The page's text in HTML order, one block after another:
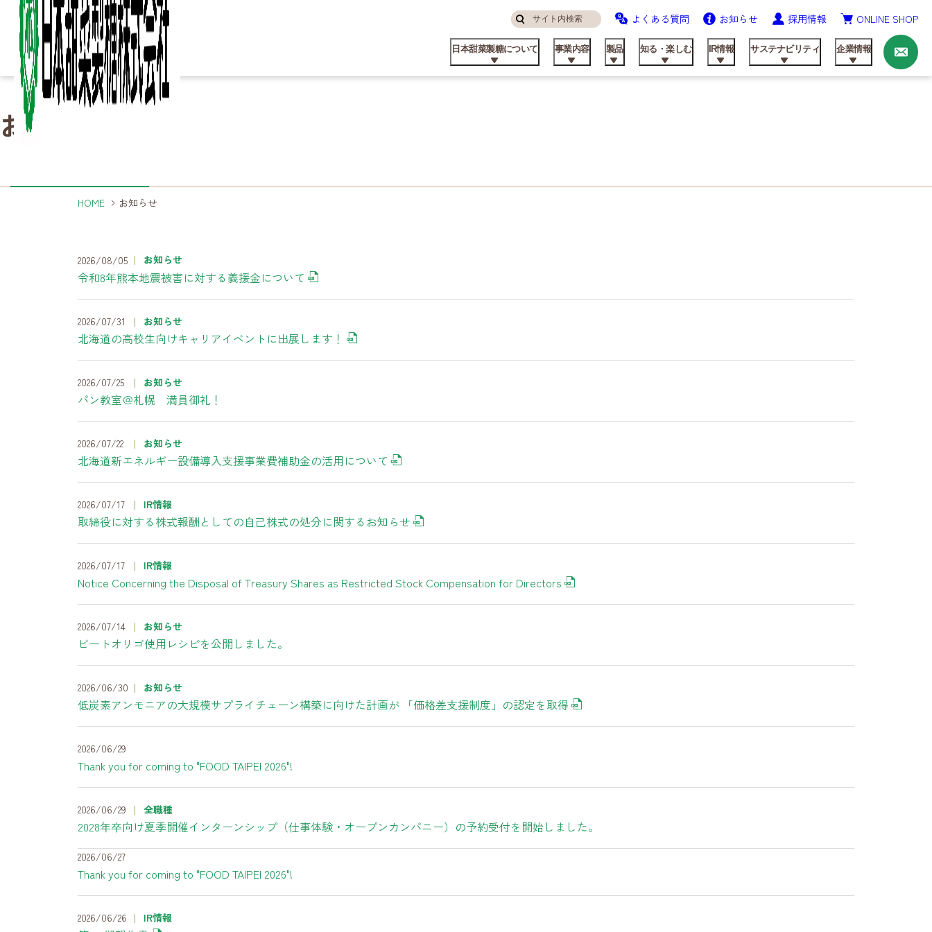
サ
イ
ト
内
検
索
す
よくある質問 お知らせ 採用情報 ONLINE SHOP
日本甜菜製糖について
日本甜菜製糖について
製品ができるまで ビート資料館 動画ライブラリー
事業内容
事業内容
海外事業 不動産事業 研究開発
製品
製品
農業資材製品
知る・楽しむ
Column
Column
IR情報
Ir
Ir
サステナビリティ
Sustainability
Sustainability
企業情報
企業情報
事業所 日甜アグリーン戦略
お
問
い
合
わ
せ
お知らせ
HOME お知らせ
2026/08/05 お知らせ
令和8年熊本地震被害に対する義援金について
2026/07/31 お知らせ
北海道の高校生向けキャリアイベントに出展します！
2026/07/25 お知らせ
パン教室＠札幌 満員御礼！
2026/07/22 お知らせ
北海道新エネルギー設備導入支援事業費補助金の活用について
2026/07/17 IR情報
取締役に対する株式報酬としての自己株式の処分に関するお知らせ
2026/07/17 IR情報
Notice Concerning the Disposal of Treasury Shares as Restricted Stock Compensation for Directors
2026/07/14 お知らせ
ビートオリゴ使用レシピを公開しました。
2026/06/30 お知らせ
低炭素アンモニアの大規模サプライチェーン構築に向けた計画が 「価格差支援制度」の認定を取得
2026/06/29
Thank you for coming to "FOOD TAIPEI 2026"!
2026/06/29 全職種
2028年卒向け夏季開催インターンシップ（仕事体験・オープンカンパニー）の予約受付を開始しました。
2026/06/27
Thank you for coming to "FOOD TAIPEI 2026"!
2026/06/26 IR情報